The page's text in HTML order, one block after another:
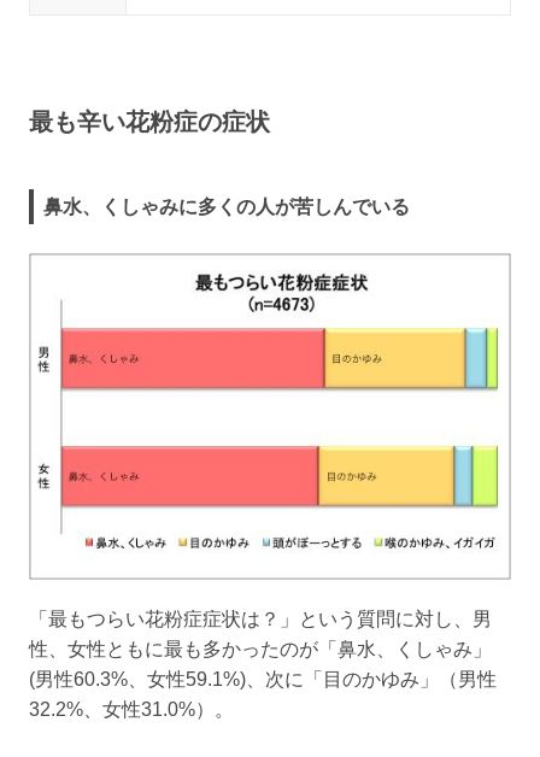
最も辛い花粉症の症状
鼻水、くしゃみに多くの人が苦しんでいる
「最もつらい花粉症症状は？」という質問に対し、男
性、女性ともに最も多かったのが「鼻水、くしゃみ」
(男性60.3%、女性59.1%)、次に「目のかゆみ」（男性
32.2%、女性31.0%）。